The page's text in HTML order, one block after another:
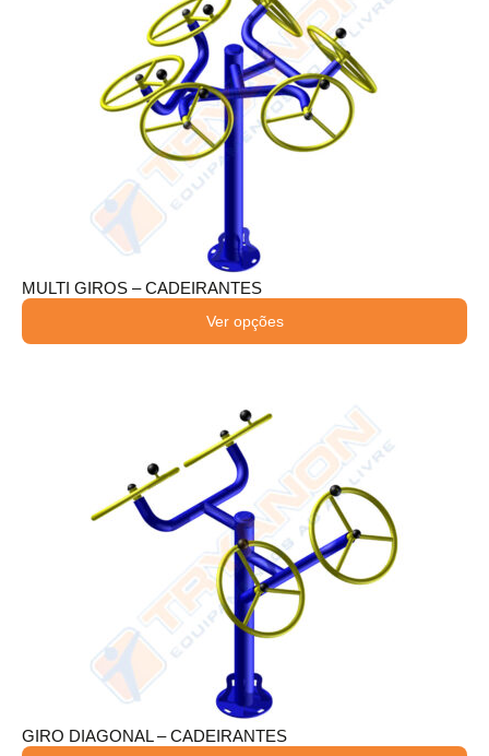
MULTI GIROS – CADEIRANTES
Ver opções
GIRO DIAGONAL – CADEIRANTES